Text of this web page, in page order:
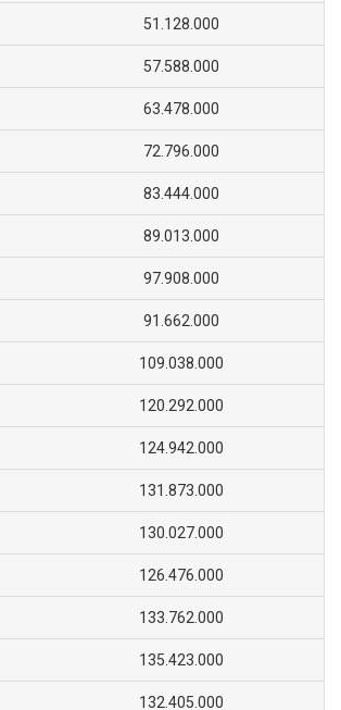
51.128.000
57.588.000
63.478.000
72.796.000
83.444.000
89.013.000
97.908.000
91.662.000
109.038.000
120.292.000
124.942.000
131.873.000
130.027.000
126.476.000
133.762.000
135.423.000
132.405.000